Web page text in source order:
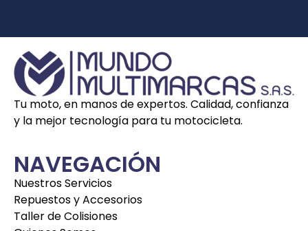
Tu moto, en manos de expertos. Calidad, confianza
y la mejor tecnología para tu motocicleta.
NAVEGACIÓN
Nuestros Servicios
Repuestos y Accesorios
Taller de Colisiones